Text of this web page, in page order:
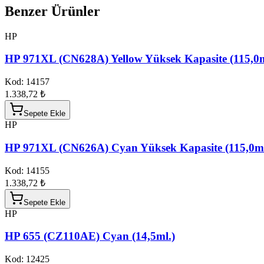
Benzer Ürünler
HP
HP 971XL (CN628A) Yellow Yüksek Kapasite
Kod: 14157
1.338,72 ₺
Sepete Ekle
HP
HP 971XL (CN626A) Cyan Yüksek Kapasite
Kod: 14155
1.338,72 ₺
Sepete Ekle
HP
HP 655 (CZ110AE) Cyan (14,5ml.)
Kod: 12425